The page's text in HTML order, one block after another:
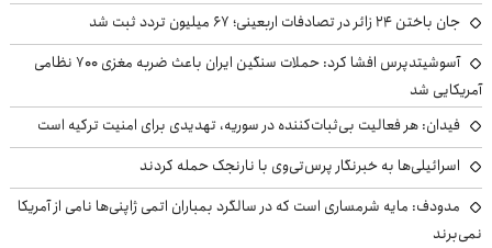
جان باختن ۲۴ زائر در تصادفات اربعینی؛ ۶۷ میلیون تردد ثبت شد
آسوشیتدپرس افشا کرد: حملات سنگین ایران باعث ضربه مغزی ۷۰۰ نظامی
آمریکایی شد
فیدان: هر فعالیت بی‌ثبات‌کننده در سوریه، تهدیدی برای امنیت ترکیه است
اسرائیلی‌ها به خبرنگار پرس‌تی‌وی با نارنجک حمله کردند
مدودف: مایه شرمساری است که در سالگرد بمباران اتمی ژاپنی‌ها نامی از آمریکا
نمی‌برند